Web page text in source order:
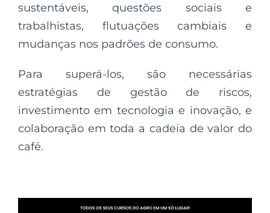
sustentáveis, questões sociais e
trabalhistas, flutuações cambiais e
mudanças nos padrões de consumo.
Para superá-los, são necessárias
estratégias de gestão de riscos,
investimento em tecnologia e inovação, e
colaboração em toda a cadeia de valor do
café.